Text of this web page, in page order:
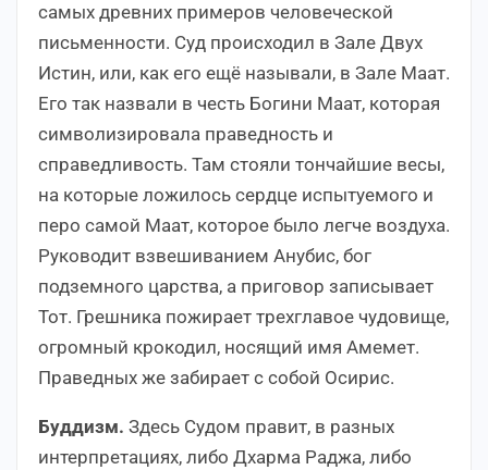
самых древних примеров человеческой
письменности. Суд происходил в Зале Двух
Истин, или, как его ещё называли, в Зале Маат.
Его так назвали в честь Богини Маат, которая
символизировала праведность и
справедливость. Там стояли тончайшие весы,
на которые ложилось сердце испытуемого и
перо самой Маат, которое было легче воздуха.
Руководит взвешиванием Анубис, бог
подземного царства, а приговор записывает
Тот. Грешника пожирает трехглавое чудовище,
огромный крокодил, носящий имя Амемет.
Праведных же забирает с собой Осирис.
Буддизм. Здесь Судом правит, в разных
интерпретациях, либо Дхарма Раджа, либо